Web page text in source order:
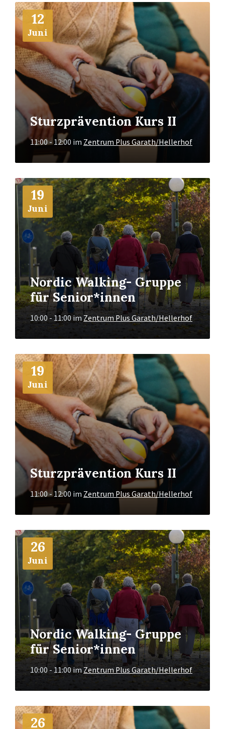
12
Juni
Sturzprävention Kurs II
11:00 - 12:00 im Zentrum Plus Garath/Hellerhof
Mehr
Info
19
Juni
Nordic Walking- Gruppe
für Senior*innen
10:00 - 11:00imZentrum Plus Garath/Hellerhof
Mehr
Info
19
Juni
Sturzprävention Kurs II
11:00 - 12:00 im Zentrum Plus Garath/Hellerhof
Mehr
Info
26
Juni
Nordic Walking- Gruppe
für Senior*innen
10:00 - 11:00imZentrum Plus Garath/Hellerhof
Mehr
Info
26
Mehr
Info